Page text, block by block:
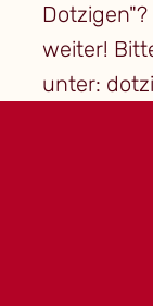
weiter!
unter: